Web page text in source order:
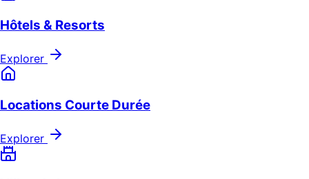
Hôtels & Resorts
Explorer
Locations Courte Durée
Explorer